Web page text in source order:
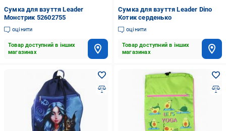
Сумка для взуття Leader
Монстрик 52602755
оцінити
Товар доступний в інших
магазинах
Сумка для взуття Leader Dino
Котик серденько
оцінити
Товар доступний в інших
магазинах